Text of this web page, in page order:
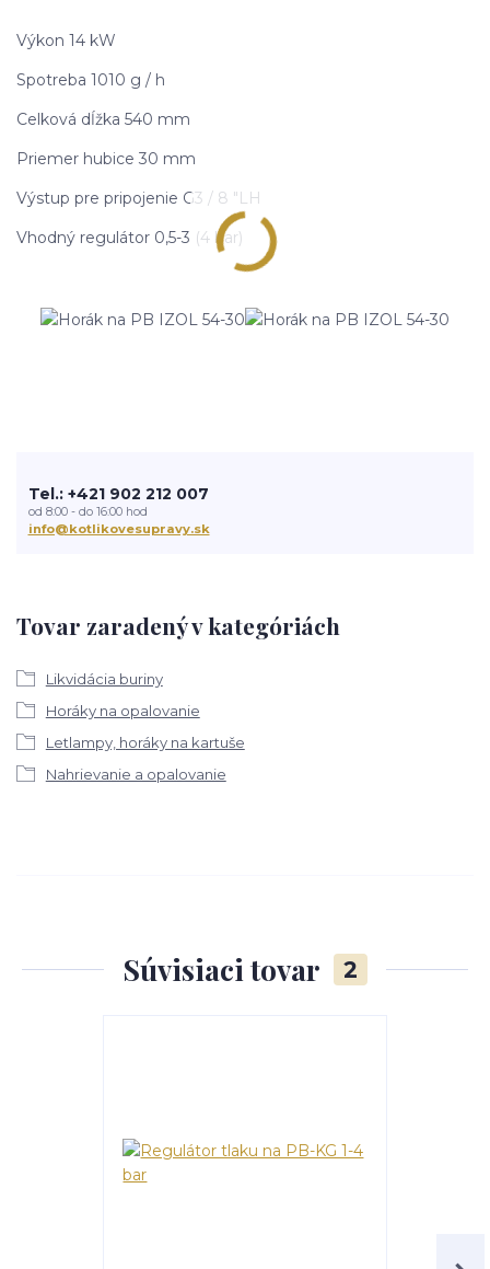
Výkon 14 kW
Spotreba 1010 g / h
Celková dĺžka 540 mm
Priemer hubice 30 mm
Výstup pre pripojenie G3 / 8 "LH
Vhodný regulátor 0,5-3 (4 bar)
Tovar zaradený v kategóriách
Likvidácia buriny
Horáky na opalovanie
Letlampy, horáky na kartuše
Nahrievanie a opalovanie
Tel.: +421 902 212 007
od 8:00 - do 16:00 hod
info@kotlikovesupravy.sk
Súvisiaci tovar 2